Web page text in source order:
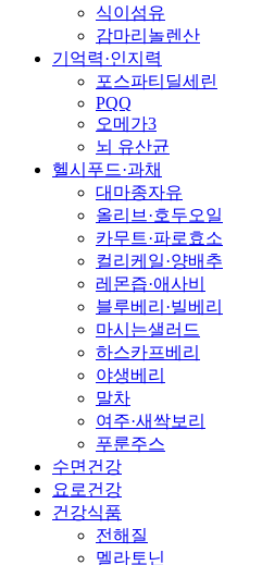
식이섬유
감마리놀렌산
기억력·인지력
포스파티딜세린
PQQ
오메가3
뇌 유산균
헬시푸드·과채
대마종자유
올리브·호두오일
카무트·파로효소
컬리케일·양배추
레몬즙·애사비
블루베리·빌베리
마시는샐러드
하스카프베리
야생베리
말차
여주·새싹보리
푸룬주스
수면건강
요로건강
건강식품
전해질
멜라토닌